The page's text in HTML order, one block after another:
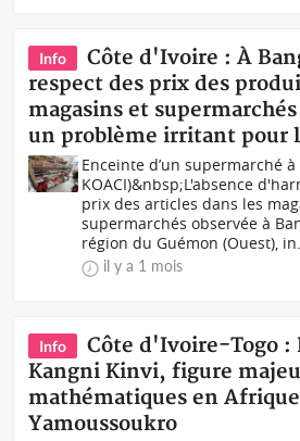
Info
Côte d'Ivoire : À
respect des prix des
magasins et
un problème irritant pour
Enceinte d’un supermarché à
KOACI)&nbsp;L'absence
prix des articles dans les
supermarchés observée à
région du Guémon (Ouest),
il y a 1 mois
Info
Côte d'Ivoire-Togo :
Kangni Kinvi, figure
mathématiques en
Yamoussoukro